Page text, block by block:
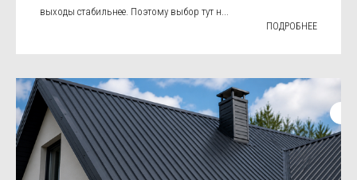
выходы стабильнее. Поэтому выбор тут н...
ПОДРОБНЕЕ